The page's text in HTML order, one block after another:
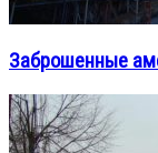
Заброшенные